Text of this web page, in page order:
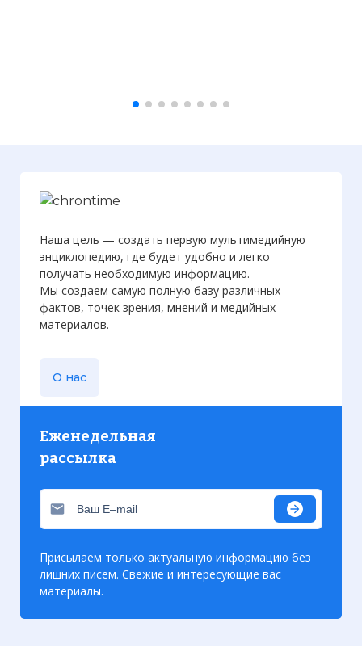
Наша цель — создать первую мультимедийную
энциклопедию, где будет удобно и легко
получать необходимую информацию.
Мы создаем самую полную базу различных
фактов, точек зрения, мнений и медийных
материалов.
О нас
Еженедельная
рассылка
Присылаем только актуальную информацию без
лишних писем. Свежие и интересующие вас
материалы.